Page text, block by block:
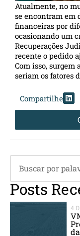
Atualmente, no
se encontram em
financeiras por
ocasionando um
Recuperações
recente o pedido
Com isso, surgem
seriam os fatores
Compartilhe
Posts
4